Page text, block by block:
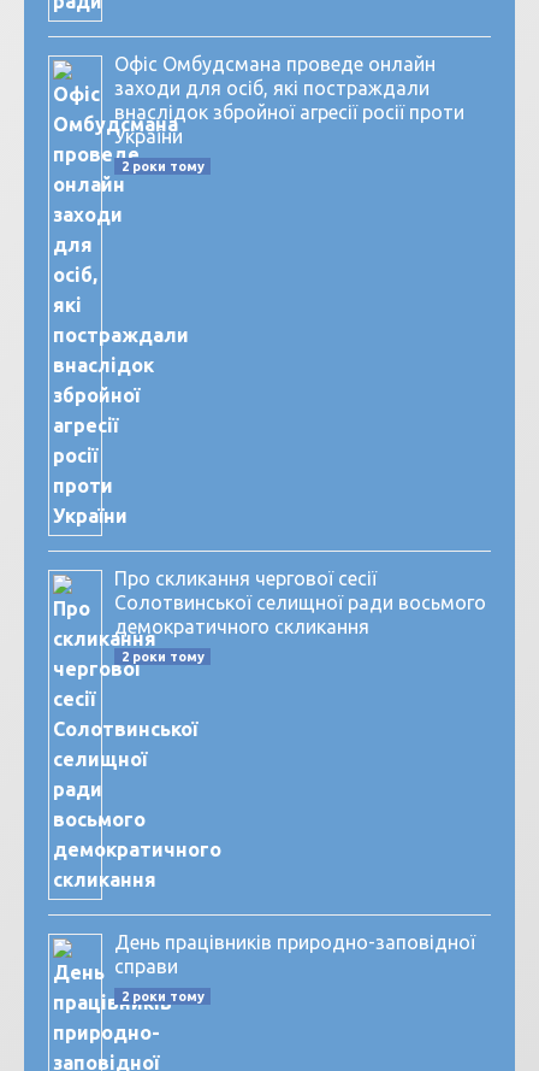
Офіс Омбудсмана проведе онлайн
заходи для осіб, які постраждали
внаслідок збройної агресії росії проти
України
2 роки тому
Про скликання чергової сесії
Солотвинської селищної ради восьмого
демократичного скликання
2 роки тому
День працівників природно-заповідної
справи
2 роки тому